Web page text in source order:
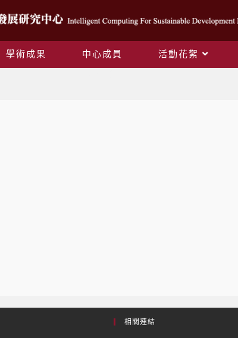
學術成果 中心成員 活動花絮
相關連結